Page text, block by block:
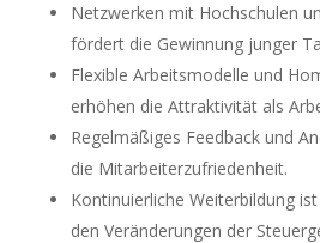
Netzwerken mit Hochschulen
fördert die Gewinnung junger
Flexible Arbeitsmodelle und
erhöhen die Attraktivität als
Regelmäßiges Feedback und
die Mitarbeiterzufriedenheit.
Kontinuierliche Weiterbildung
den Veränderungen der